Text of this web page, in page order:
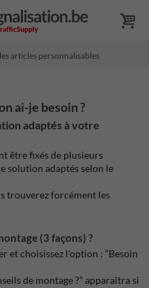
articles personnalisables
ai-je besoin ?
adaptés à votre
être fixés de plusieurs
solution adaptés selon le
trouverez forcément les
(3 façons) ?
et choisissez l'option : “Besoin
de montage ?” apparaîtra si